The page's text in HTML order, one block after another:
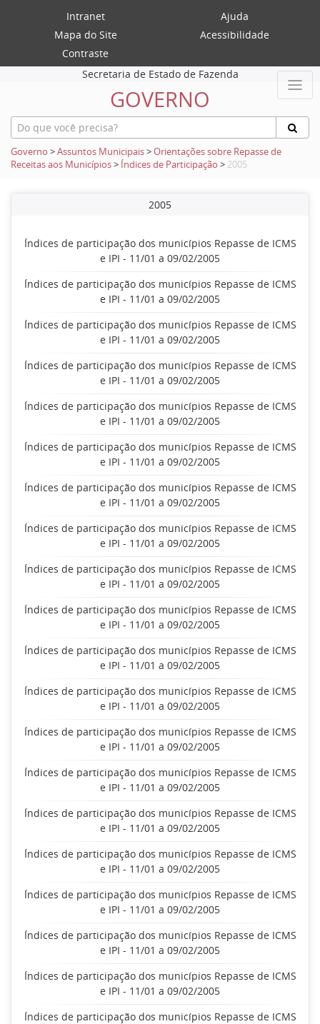
Intranet
Ajuda
Mapa do Site
Acessibilidade
Contraste
Secretaria de Estado de Fazenda
GOVERNO
Governo >Assuntos Municipais>Orientações sobre Repasse de
Receitas aos Municípios> Índices de Participação > 2005
2005
Índices de participação dos municípios Repasse de ICMS
e IPI - 11/01 a 09/02/2005
Índices de participação dos municípios Repasse de ICMS
e IPI - 11/01 a 09/02/2005
Índices de participação dos municípios Repasse de ICMS
e IPI - 11/01 a 09/02/2005
Índices de participação dos municípios Repasse de ICMS
e IPI - 11/01 a 09/02/2005
Índices de participação dos municípios Repasse de ICMS
e IPI - 11/01 a 09/02/2005
Índices de participação dos municípios Repasse de ICMS
e IPI - 11/01 a 09/02/2005
Índices de participação dos municípios Repasse de ICMS
e IPI - 11/01 a 09/02/2005
Índices de participação dos municípios Repasse de ICMS
e IPI - 11/01 a 09/02/2005
Índices de participação dos municípios Repasse de ICMS
e IPI - 11/01 a 09/02/2005
Índices de participação dos municípios Repasse de ICMS
e IPI - 11/01 a 09/02/2005
Índices de participação dos municípios Repasse de ICMS
e IPI - 11/01 a 09/02/2005
Índices de participação dos municípios Repasse de ICMS
e IPI - 11/01 a 09/02/2005
Índices de participação dos municípios Repasse de ICMS
e IPI - 11/01 a 09/02/2005
Índices de participação dos municípios Repasse de ICMS
e IPI - 11/01 a 09/02/2005
Índices de participação dos municípios Repasse de ICMS
e IPI - 11/01 a 09/02/2005
Índices de participação dos municípios Repasse de ICMS
e IPI - 11/01 a 09/02/2005
Índices de participação dos municípios Repasse de ICMS
e IPI - 11/01 a 09/02/2005
Índices de participação dos municípios Repasse de ICMS
e IPI - 11/01 a 09/02/2005
Índices de participação dos municípios Repasse de ICMS
e IPI - 11/01 a 09/02/2005
Índices de participação dos municípios Repasse de ICMS